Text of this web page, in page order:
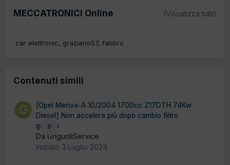
MECCATRONICI Online (Visualizza tutti)
car elettronic graziano57 fabbro
Contenuti simili
9
[Opel Meriva-A 10/2004 1700cc Z17DTH 74Kw
Diesel] Non accelera più dopo cambio filtro
gasolio
Da GriguoliService
Iniziato 3 Luglio 2024